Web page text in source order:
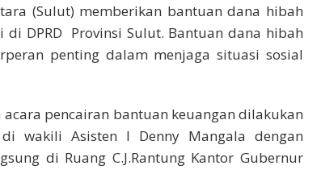
(Sulut) memberikan bantuan dana hibah
DPRD Provinsi Sulut. Bantuan dana hibah
penting dalam menjaga situasi sosial
pencairan bantuan keuangan dilakukan
wakili Asisten I Denny Mangala dengan
di Ruang C.J.Rantung Kantor Gubernur